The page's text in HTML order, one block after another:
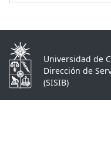
Universidad de
Dirección de
(SISIB)